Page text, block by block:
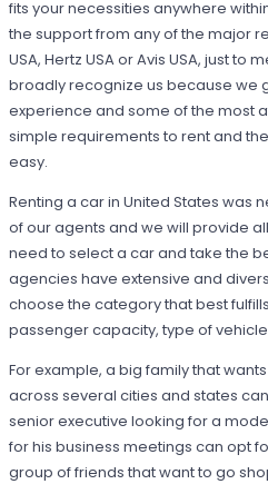
fits your necessities anywhere
the support from any of the major
USA, Hertz USA or Avis USA, just to
broadly recognize us because we
experience and some of the most
simple requirements to rent and
easy.
Renting a car in United States was
of our agents and we will provide
need to select a car and take the
agencies have extensive and
choose the category that best
passenger capacity, type of
For example, a big family that
across several cities and states
senior executive looking for a
for his business meetings can opt
group of friends that want to go